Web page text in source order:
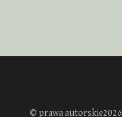
© prawa autorskie2026